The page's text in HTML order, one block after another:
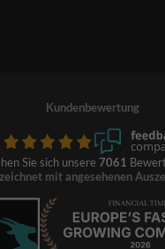
Kundenbewertung
Sie sich unsere 7061
mit angesehenen